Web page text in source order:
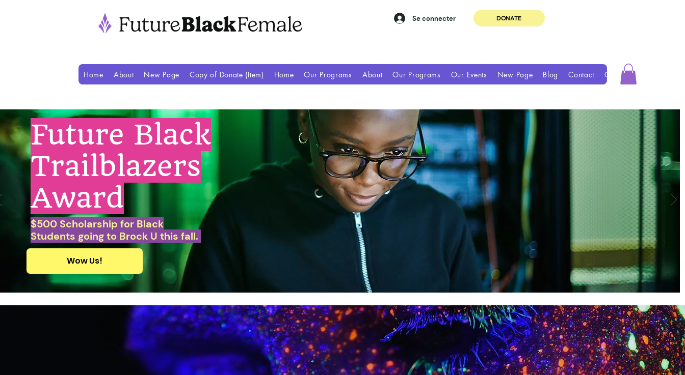
Se connecter DONATE
Home About New Page Copy of Donate (Item) Home Our Programs About Our Programs Our Events New Page Blog Contact Groups
Future Black
Trailblazers
Award
$500 Scholarship for Black
Students going to Brock U this fall.
Wow Us!